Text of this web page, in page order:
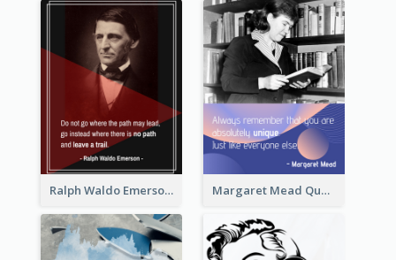
Ralph Waldo Emerson Quote Margaret Mead Quote